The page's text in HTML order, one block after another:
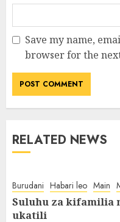
Save my name,
browser for the
RELATED NEWS
Burudani Habari leo Main
Suluhu za kifamilia
ukatili